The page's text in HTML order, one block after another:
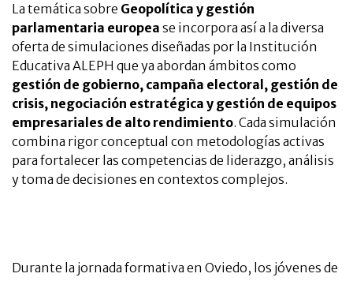
La temática sobre Geopolítica y gestión
parlamentaria europea se incorpora así a la diversa
oferta de simulaciones diseñadas por la Institución
Educativa ALEPH que ya abordan ámbitos como
gestión de gobierno, campaña electoral, gestión de
crisis, negociación estratégica y gestión de equipos
empresariales de alto rendimiento. Cada simulación
combina rigor conceptual con metodologías activas
para fortalecer las competencias de liderazgo, análisis
y toma de decisiones en contextos complejos.
Durante la jornada formativa en Oviedo, los jóvenes de